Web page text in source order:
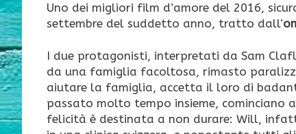
Uno dei migliori film d’amore del 2016,
settembre del suddetto anno, tratto dall’
I due protagonisti, interpretati da Sam
da una famiglia facoltosa, rimasto
aiutare la famiglia, accetta il loro di
passato molto tempo insieme, cominciano
felicità è destinata a non durare: Will,